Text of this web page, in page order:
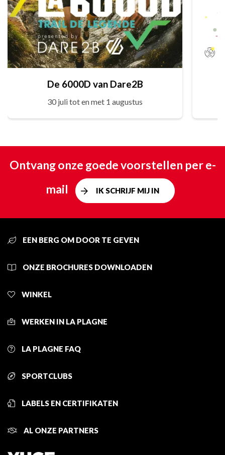
De 6000D van Dare2B
30 juli tot en met 1 augustus
Ontvang onze goede voorstellen per e-
mail
IK SCHRIJF MIJ IN
EEN BERG OM DOOR TE GEVEN
ONZE BROCHURES DOWNLOADEN
WINKEL
WERKEN IN LA PLAGNE
LA PLAGNE FAQ
SPORTCLUBS
LABELS EN CERTIFIKATEN
AL ONZE PARTNERS